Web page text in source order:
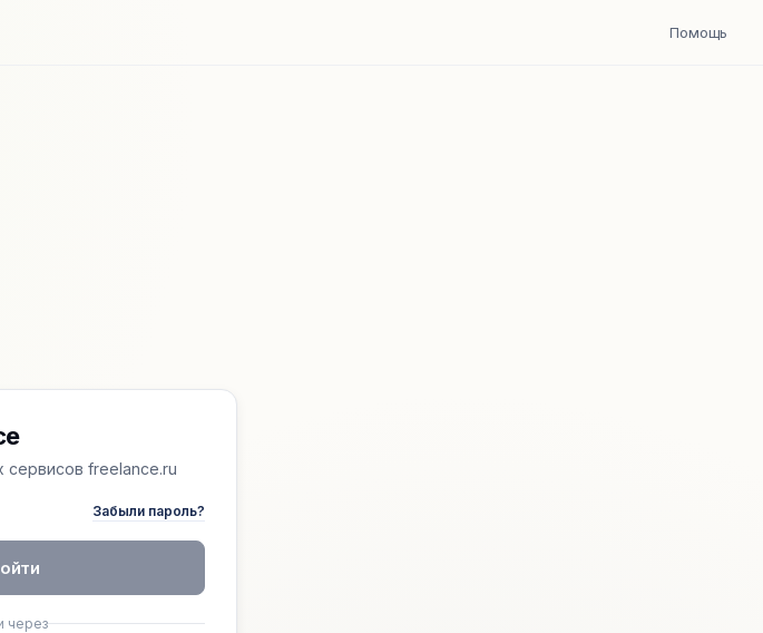
Помощь
сервисов freelance.ru
Забыли пароль?
через